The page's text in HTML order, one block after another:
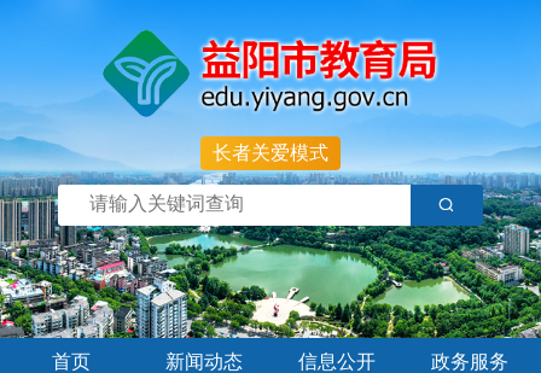
长者关爱模式
首页 新闻动态 信息公开 政务服务